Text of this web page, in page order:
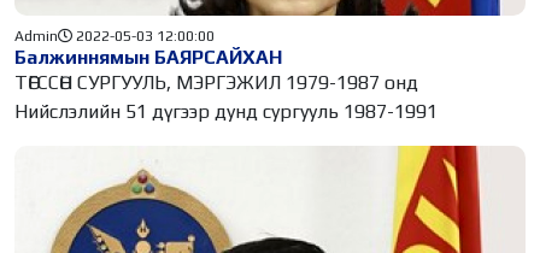
Балжиннямын БАЯРСАЙХАН
Admin 2022-05-03 12:00:00
ТӨГССӨН СУРГУУЛЬ, МЭРГЭЖИЛ 1979-1987 онд
Нийслэлийн 51 дүгээр дунд сургууль 1987-1991